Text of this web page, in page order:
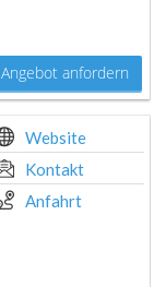
Angebot anfordern
Website
Kontakt
Anfahrt